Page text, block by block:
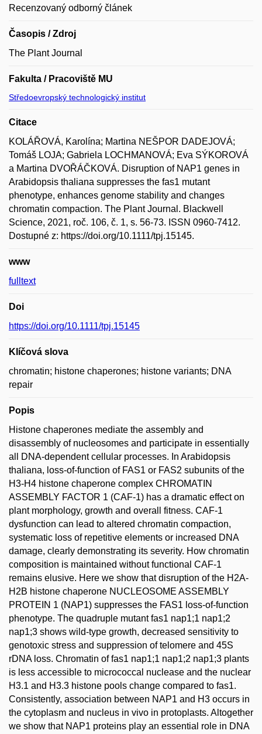
Recenzovaný odborný článek
Časopis / Zdroj
The Plant Journal
Fakulta / Pracoviště MU
Středoevropský technologický institut
Citace
KOLÁŘOVÁ, Karolína; Martina NEŠPOR DADEJOVÁ;
Tomáš LOJA; Gabriela LOCHMANOVÁ; Eva SÝKOROVÁ
a Martina DVOŘÁČKOVÁ. Disruption of NAP1 genes in
Arabidopsis thaliana suppresses the fas1 mutant
phenotype, enhances genome stability and changes
chromatin compaction. The Plant Journal. Blackwell
Science, 2021, roč. 106, č. 1, s. 56-73. ISSN 0960-7412.
Dostupné z: https://doi.org/10.1111/tpj.15145.
www
fulltext
Doi
https://doi.org/10.1111/tpj.15145
Klíčová slova
chromatin; histone chaperones; histone variants; DNA
repair
Popis
Histone chaperones mediate the assembly and
disassembly of nucleosomes and participate in essentially
all DNA-dependent cellular processes. In Arabidopsis
thaliana, loss-of-function of FAS1 or FAS2 subunits of the
H3-H4 histone chaperone complex CHROMATIN
ASSEMBLY FACTOR 1 (CAF-1) has a dramatic effect on
plant morphology, growth and overall fitness. CAF-1
dysfunction can lead to altered chromatin compaction,
systematic loss of repetitive elements or increased DNA
damage, clearly demonstrating its severity. How chromatin
composition is maintained without functional CAF-1
remains elusive. Here we show that disruption of the H2A-
H2B histone chaperone NUCLEOSOME ASSEMBLY
PROTEIN 1 (NAP1) suppresses the FAS1 loss-of-function
phenotype. The quadruple mutant fas1 nap1;1 nap1;2
nap1;3 shows wild-type growth, decreased sensitivity to
genotoxic stress and suppression of telomere and 45S
rDNA loss. Chromatin of fas1 nap1;1 nap1;2 nap1;3 plants
is less accessible to micrococcal nuclease and the nuclear
H3.1 and H3.3 histone pools change compared to fas1.
Consistently, association between NAP1 and H3 occurs in
the cytoplasm and nucleus in vivo in protoplasts. Altogether
we show that NAP1 proteins play an essential role in DNA